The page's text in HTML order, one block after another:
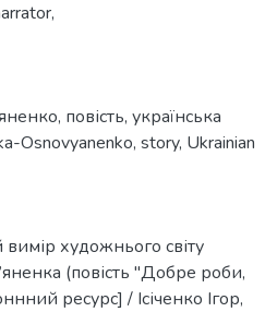
, повість, українська
Osnovyanenko, story, Ukrainian
вимір художнього світу
(повість "Добре роби,
ресурс] / Ісіченко Ігор,